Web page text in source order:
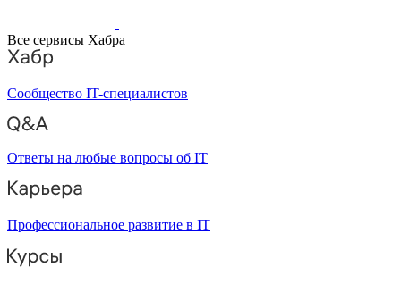
Все сервисы Хабра
Сообщество IT-специалистов
Ответы на любые вопросы об IT
Профессиональное развитие в IT